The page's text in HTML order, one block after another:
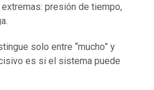
presión de tiempo,
solo entre “mucho” y
es si el sistema puede